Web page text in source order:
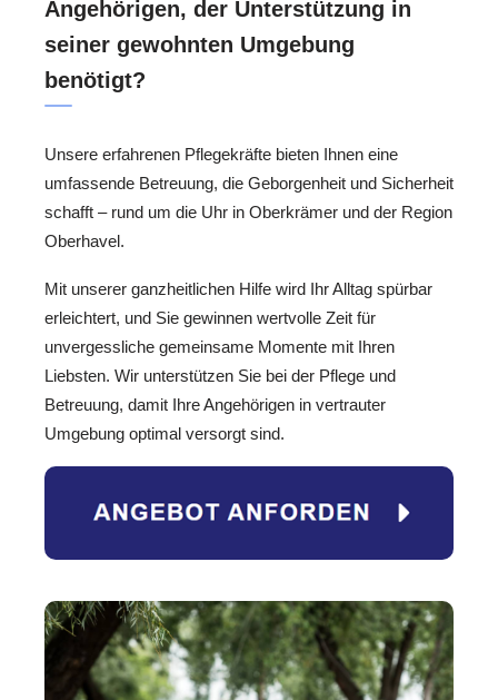
Angehörigen, der Unterstützung in
seiner gewohnten Umgebung
benötigt?
Unsere erfahrenen Pflegekräfte bieten Ihnen eine
umfassende Betreuung, die Geborgenheit und Sicherheit
schafft – rund um die Uhr in Oberkrämer und der Region
Oberhavel.
Mit unserer ganzheitlichen Hilfe wird Ihr Alltag spürbar
erleichtert, und Sie gewinnen wertvolle Zeit für
unvergessliche gemeinsame Momente mit Ihren
Liebsten. Wir unterstützen Sie bei der Pflege und
Betreuung, damit Ihre Angehörigen in vertrauter
Umgebung optimal versorgt sind.